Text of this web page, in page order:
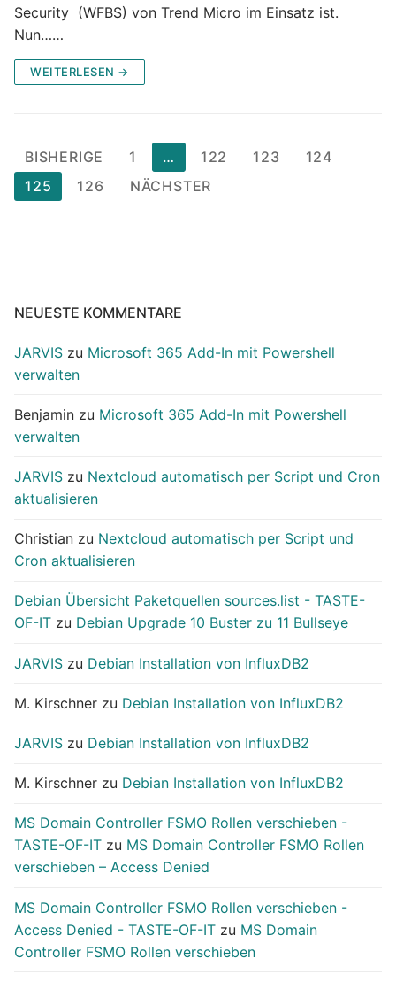
Security (WFBS) von Trend Micro im Einsatz ist.
Nun……
WEITERLESEN →
Seitennummerierung
der
Beiträge
BISHERIGE 1 … 122 123
124
125
126 NÄCHSTER
NEUESTE KOMMENTARE
JARVIS zu Microsoft 365 Add-In mit Powershell
verwalten
Benjamin zu Microsoft 365 Add-In mit Powershell
verwalten
JARVIS zu Nextcloud automatisch per Script und Cron
aktualisieren
Christian zu Nextcloud automatisch per Script und
Cron aktualisieren
Debian Übersicht Paketquellen sources.list - TASTE-
OF-IT zu Debian Upgrade 10 Buster zu 11 Bullseye
JARVIS zu Debian Installation von InfluxDB2
M. Kirschner zu Debian Installation von InfluxDB2
JARVIS zu Debian Installation von InfluxDB2
M. Kirschner zu Debian Installation von InfluxDB2
MS Domain Controller FSMO Rollen verschieben -
TASTE-OF-IT zu MS Domain Controller FSMO Rollen
verschieben – Access Denied
MS Domain Controller FSMO Rollen verschieben -
Access Denied - TASTE-OF-IT zu MS Domain
Controller FSMO Rollen verschieben